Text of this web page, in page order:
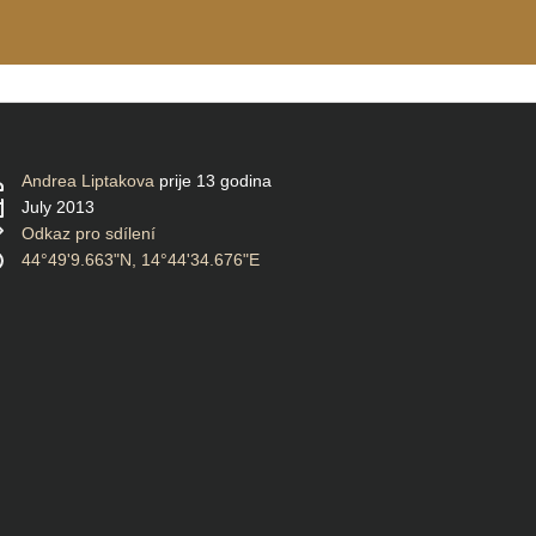
Andrea Liptakova prije 13 godina
July 2013
Odkaz pro sdílení
44°49'9.663"N, 14°44'34.676"E